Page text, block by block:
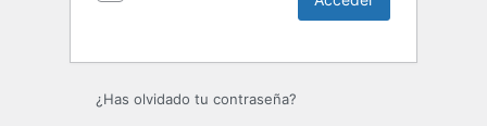
¿Has olvidado tu contraseña?